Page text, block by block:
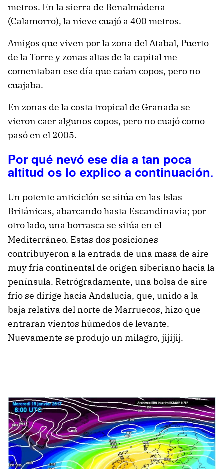
metros. En la sierra de Benalmádena
(Calamorro), la nieve cuajó a 400 metros.
Amigos que viven por la zona del Atabal, Puerto
de la Torre y zonas altas de la capital me
comentaban ese día que caían copos, pero no
cuajaba.
En zonas de la costa tropical de Granada se
vieron caer algunos copos, pero no cuajó como
pasó en el 2005.
Por qué nevó ese día a tan poca
altitud os lo explico a continuación.
Un potente anticiclón se sitúa en las Islas
Británicas, abarcando hasta Escandinavia; por
otro lado, una borrasca se sitúa en el
Mediterráneo. Estas dos posiciones
contribuyeron a la entrada de una masa de aire
muy fría continental de origen siberiano hacia la
península. Retrógradamente, una bolsa de aire
frío se dirige hacia Andalucía, que, unido a la
baja relativa del norte de Marruecos, hizo que
entraran vientos húmedos de levante.
Nuevamente se produjo un milagro, jijijij.